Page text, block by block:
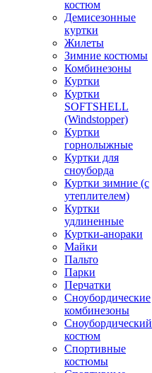
костюм
Демисезонные
куртки
Жилеты
Зимние костюмы
Комбинезоны
Куртки
Куртки
SOFTSHELL
(Windstopper)
Куртки
горнолыжные
Куртки для
сноуборда
Куртки зимние (с
утеплителем)
Куртки
удлиненные
Куртки-анораки
Майки
Пальто
Парки
Перчатки
Сноубордические
комбинезоны
Сноубордический
костюм
Спортивные
костюмы